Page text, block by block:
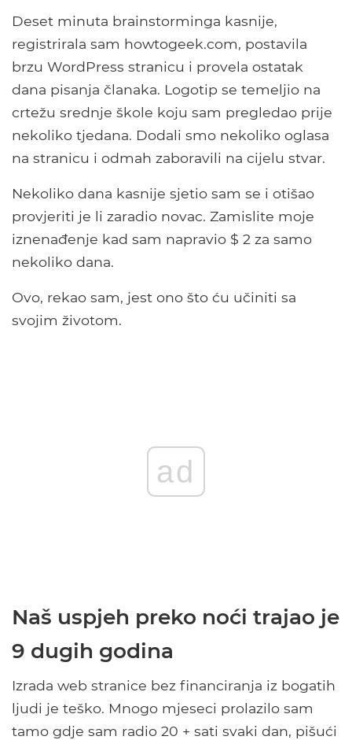
Deset minuta brainstorminga kasnije,
registrirala sam howtogeek.com, postavila
brzu WordPress stranicu i provela ostatak
dana pisanja članaka. Logotip se temeljio na
crtežu srednje škole koju sam pregledao prije
nekoliko tjedana. Dodali smo nekoliko oglasa
na stranicu i odmah zaboravili na cijelu stvar.
Nekoliko dana kasnije sjetio sam se i otišao
provjeriti je li zaradio novac. Zamislite moje
iznenađenje kad sam napravio $ 2 za samo
nekoliko dana.
Ovo, rekao sam, jest ono što ću učiniti sa
svojim životom.
ad
Naš uspjeh preko noći trajao je
9 dugih godina
Izrada web stranice bez financiranja iz bogatih
ljudi je teško. Mnogo mjeseci prolazilo sam
tamo gdje sam radio 20 + sati svaki dan, pišući